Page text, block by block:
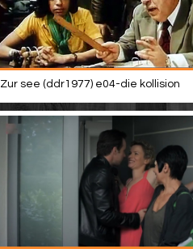
Zur see (ddr1977) e04-die kollision